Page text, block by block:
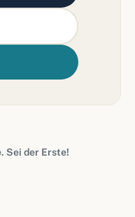
Sei der Erste!